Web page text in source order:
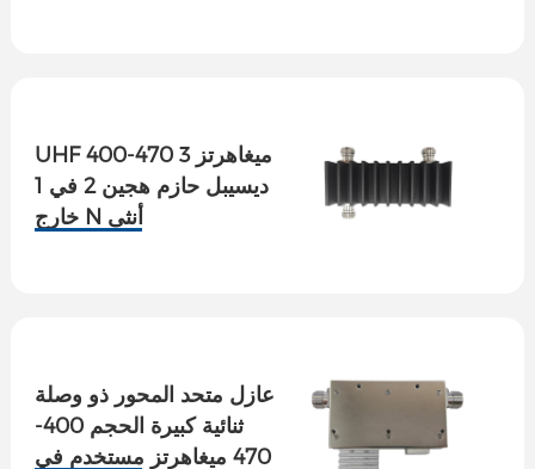
UHF 400-470 ميغاهرتز 3
ديسيبل حازم هجين 2 في 1
خارج N أنثى
عازل متحد المحور ذو وصلة
ثنائية كبيرة الحجم 400-
470 ميغاهرتز مستخدم في